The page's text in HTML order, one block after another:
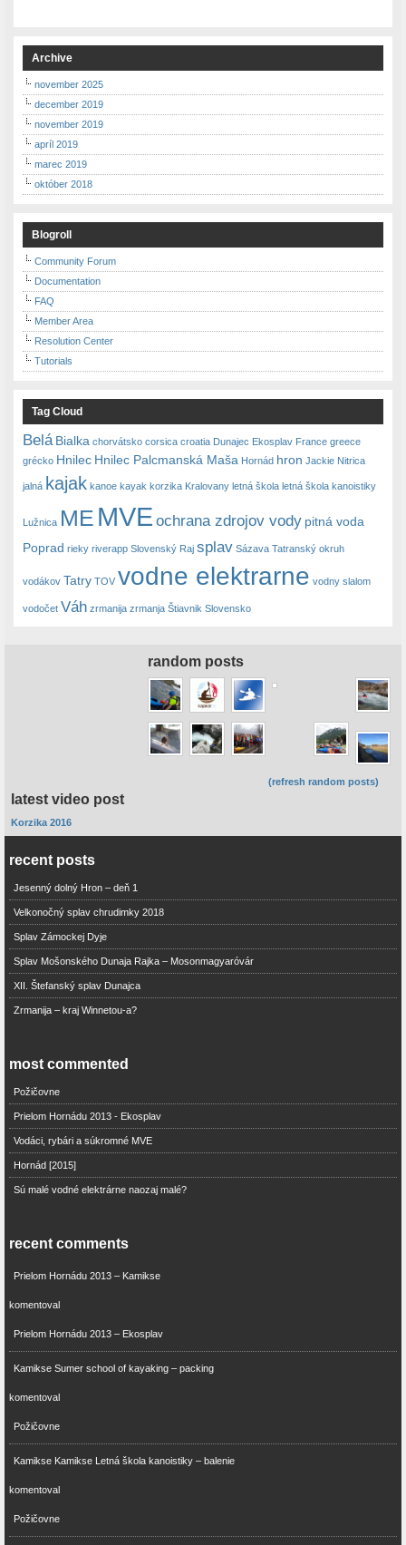
Archive
november 2025
december 2019
november 2019
apríl 2019
marec 2019
október 2018
Blogroll
Community Forum
Documentation
FAQ
Member Area
Resolution Center
Tutorials
Tag Cloud
Belá Bialka chorvátsko corsica croatia Dunajec Ekosplav France greece
grécko Hnilec Hnilec Palcmanská Maša Hornád hron Jackie Nitrica
jalná kajak kanoe kayak korzika Kralovany letná škola letná škola kanoistiky
Lužnica ME MVE ochrana zdrojov vody pitná voda
Poprad rieky riverapp Slovenský Raj splav Sázava Tatranský okruh
vodákov Tatry TOV vodne elektrarne vodny slalom
vodočet Váh zrmanija zrmanja Štiavnik Slovensko
random posts
(refresh random posts)
latest video post
Korzika 2016
recent posts
Jesenný dolný Hron – deň 1
Velkonočný splav chrudimky 2018
Splav Zámockej Dyje
Splav Mošonského Dunaja Rajka – Mosonmagyaróvár
XII. Štefanský splav Dunajca
Zrmanija – kraj Winnetou-a?
most commented
Požičovne
Prielom Hornádu 2013 - Ekosplav
Vodáci, rybári a súkromné MVE
Hornád [2015]
Sú malé vodné elektrárne naozaj malé?
recent comments
Prielom Hornádu 2013 – Kamikse
komentoval
Prielom Hornádu 2013 – Ekosplav
Kamikse Sumer school of kayaking – packing
komentoval
Požičovne
Kamikse Kamikse Letná škola kanoistiky – balenie
komentoval
Požičovne